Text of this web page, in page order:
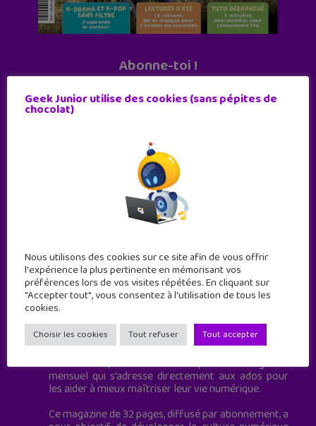
Abonne-toi !
Geek Junior est le premier site de culture numérique
à destination des adolescents.
Geek Junior, c’est aussi le premier magazine
mensuel qui s’adresse directement aux ados pour
les aider à mieux maîtriser leur vie numérique.
Ce magazine de 32 pages, diffusé par abonnement, a
Geek Junior utilise des cookies (sans pépites de
chocolat)
Nous utilisons des cookies sur ce site afin de vous offrir
l'expérience la plus pertinente en mémorisant vos
préférences lors de vos visites répétées. En cliquant sur
"Accepter tout", vous consentez à l'utilisation de tous les
cookies.
Choisir les cookies Tout refuser Tout accepter